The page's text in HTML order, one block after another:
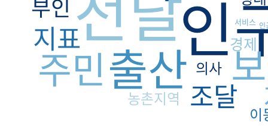
인
출산
주민
지표
조달
부인
경제
이
농촌지역
의사
서비스 인